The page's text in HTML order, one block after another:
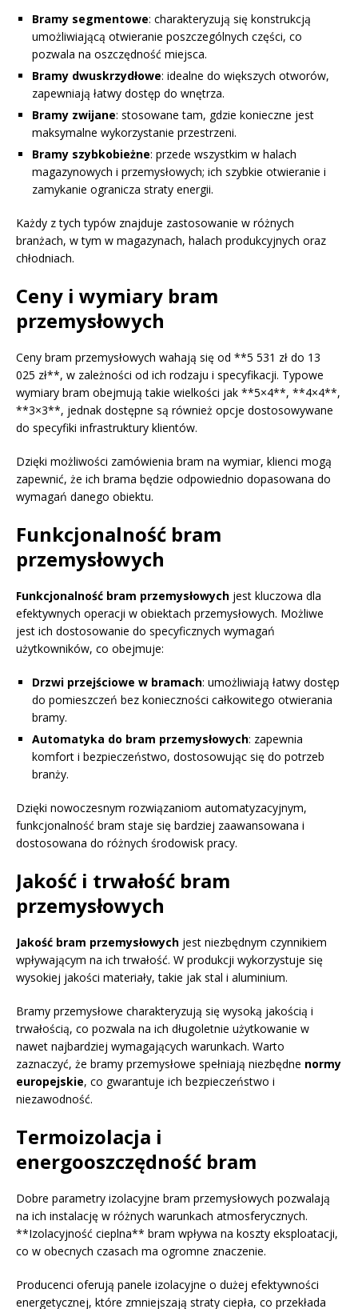
Bramy segmentowe: charakteryzują się konstrukcją
umożliwiającą otwieranie poszczególnych części, co
pozwala na oszczędność miejsca.
Bramy dwuskrzydłowe: idealne do większych otworów,
zapewniają łatwy dostęp do wnętrza.
Bramy zwijane: stosowane tam, gdzie konieczne jest
maksymalne wykorzystanie przestrzeni.
Bramy szybkobieżne: przede wszystkim w halach
magazynowych i przemysłowych; ich szybkie otwieranie i
zamykanie ogranicza straty energii.
Każdy z tych typów znajduje zastosowanie w różnych
branżach, w tym w magazynach, halach produkcyjnych oraz
chłodniach.
Ceny i wymiary bram
przemysłowych
Ceny bram przemysłowych wahają się od **5 531 zł do 13
025 zł**, w zależności od ich rodzaju i specyfikacji. Typowe
wymiary bram obejmują takie wielkości jak **5×4**, **4×4**,
**3×3**, jednak dostępne są również opcje dostosowywane
do specyfiki infrastruktury klientów.
Dzięki możliwości zamówienia bram na wymiar, klienci mogą
zapewnić, że ich brama będzie odpowiednio dopasowana do
wymagań danego obiektu.
Funkcjonalność bram
przemysłowych
Funkcjonalność bram przemysłowych jest kluczowa dla
efektywnych operacji w obiektach przemysłowych. Możliwe
jest ich dostosowanie do specyficznych wymagań
użytkowników, co obejmuje:
Drzwi przejściowe w bramach: umożliwiają łatwy dostęp
do pomieszczeń bez konieczności całkowitego otwierania
bramy.
Automatyka do bram przemysłowych: zapewnia
komfort i bezpieczeństwo, dostosowując się do potrzeb
branży.
Dzięki nowoczesnym rozwiązaniom automatyzacyjnym,
funkcjonalność bram staje się bardziej zaawansowana i
dostosowana do różnych środowisk pracy.
Jakość i trwałość bram
przemysłowych
Jakość bram przemysłowych jest niezbędnym czynnikiem
wpływającym na ich trwałość. W produkcji wykorzystuje się
wysokiej jakości materiały, takie jak stal i aluminium.
Bramy przemysłowe charakteryzują się wysoką jakością i
trwałością, co pozwala na ich długoletnie użytkowanie w
nawet najbardziej wymagających warunkach. Warto
zaznaczyć, że bramy przemysłowe spełniają niezbędne normy
europejskie, co gwarantuje ich bezpieczeństwo i
niezawodność.
Termoizolacja i
energooszczędność bram
Dobre parametry izolacyjne bram przemysłowych pozwalają
na ich instalację w różnych warunkach atmosferycznych.
**Izolacyjność cieplna** bram wpływa na koszty eksploatacji,
co w obecnych czasach ma ogromne znaczenie.
Producenci oferują panele izolacyjne o dużej efektywności
energetycznej, które zmniejszają straty ciepła, co przekłada